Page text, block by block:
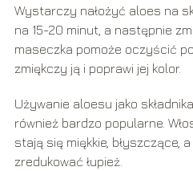
Wystarczy nałożyć aloes na
na 15-20 minut, a następnie
maseczka pomoże oczyścić
zmiękczy ją i poprawi jej kolor.
Używanie aloesu jako
również bardzo popularne.
stają się miękkie, błyszczące,
zredukować łupież.